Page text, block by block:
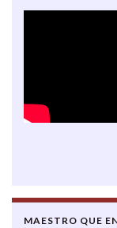
MAESTRO QUE